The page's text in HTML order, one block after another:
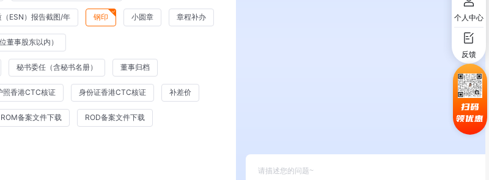
个人中心
反馈
扫码
领优惠
ESN）报告截图/年 钢印 小圆章 章程补办
事股东以内）
秘书委任（含秘书名册） 董事归档
照香港CTC核证 身份证香港CTC核证 补差价
ROM备案文件下载 ROD备案文件下载